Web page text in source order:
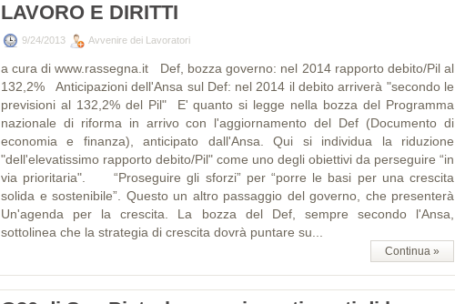
LAVORO E DIRITTI
9/24/2013 Avvenire dei Lavoratori
a cura di www.rassegna.it Def, bozza governo: nel 2014 rapporto debito/Pil al
132,2% Anticipazioni dell'Ansa sul Def: nel 2014 il debito arriverà "secondo le
previsioni al 132,2% del Pil" E' quanto si legge nella bozza del Programma
nazionale di riforma in arrivo con l'aggiornamento del Def (Documento di
economia e finanza), anticipato dall'Ansa. Qui si individua la riduzione
"dell'elevatissimo rapporto debito/Pil" come uno degli obiettivi da perseguire “in
via prioritaria". “Proseguire gli sforzi” per “porre le basi per una crescita
solida e sostenibile”. Questo un altro passaggio del governo, che presenterà
Un'agenda per la crescita. La bozza del Def, sempre secondo l'Ansa,
sottolinea che la strategia di crescita dovrà puntare su...
Continua »